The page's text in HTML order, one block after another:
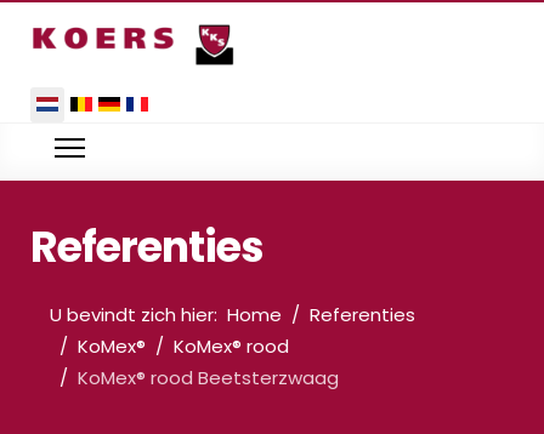
Selecteer de taal
Referenties
U bevindt zich hier: Home
Referenties
KoMex®
KoMex® rood
KoMex® rood Beetsterzwaag